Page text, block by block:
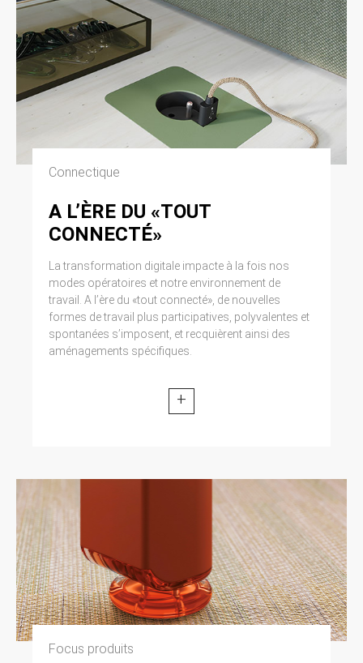
Connectique
A L’ÈRE DU «TOUT
CONNECTÉ»
La transformation digitale impacte à la fois nos
modes opératoires et notre environnement de
travail. A l’ère du «tout connecté», de nouvelles
formes de travail plus participatives, polyvalentes et
spontanées s’imposent, et recquièrent ainsi des
aménagements spécifiques.
+
Focus produits